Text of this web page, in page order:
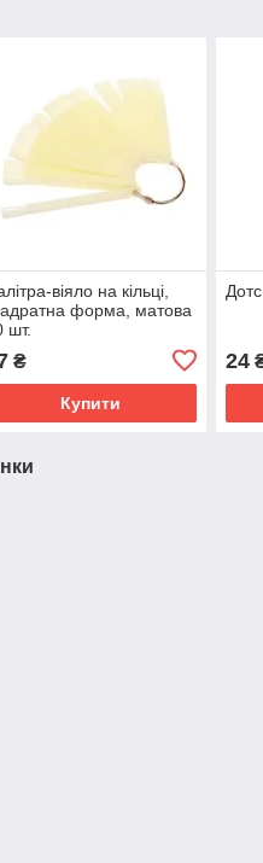
віяло на кільці,
форма, матова
шт.
₴
Купити
24